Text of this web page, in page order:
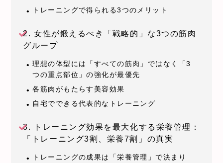
トレーニングで得られる3つのメリット
2. 女性が鍛えるべき「戦略的」な3つの筋肉
グループ
理想の体型には「すべての筋肉」ではなく「3
つの重点部位」の強化が最優先
各筋肉がもたらす美容効果
自宅でできる代表的なトレーニング
3. トレーニング効果を最大化する栄養管理：
「トレーニング3割、栄養7割」の真実
トレーニングの成果は「栄養管理」で決まり